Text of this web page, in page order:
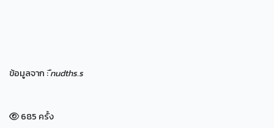
ข้อมูลจาก :ืnudths.s
685 ครั้ง